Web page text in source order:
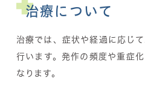
治療について
治療では、症状や経過に応じ
行います。発作の頻度や重症
なります。